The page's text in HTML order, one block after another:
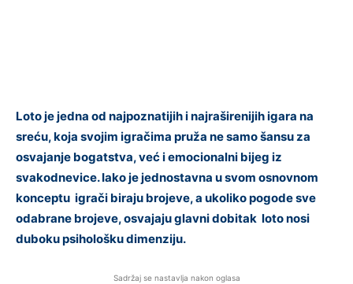
Loto je jedna od najpoznatijih i najraširenijih igara na
sreću, koja svojim igračima pruža ne samo šansu za
osvajanje bogatstva, već i emocionalni bijeg iz
svakodnevice. Iako je jednostavna u svom osnovnom
konceptu igrači biraju brojeve, a ukoliko pogode sve
odabrane brojeve, osvajaju glavni dobitak loto nosi
duboku psihološku dimenziju.
Sadržaj se nastavlja nakon oglasa